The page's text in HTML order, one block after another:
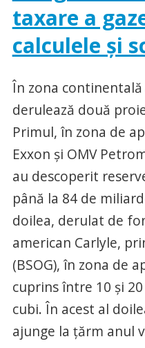
taxare a
calculele şi
În zona continentală
derulează două
Primul, în zona de
Exxon şi OMV
au descoperit
până la 84 de
doilea, derulat de
american Carlyle,
(BSOG), în zona de
cuprins între 10 şi
cubi. În acest al
ajunge la ţărm anul